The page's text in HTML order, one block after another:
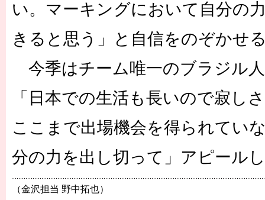
い。マーキングにおいて自分の
きると思う」と自信をのぞかせ
今季はチーム唯一のブラジル
「日本での生活も長いので寂し
ここまで出場機会を得られてい
分の力を出し切って」アピール
（金沢担当 野中拓也）